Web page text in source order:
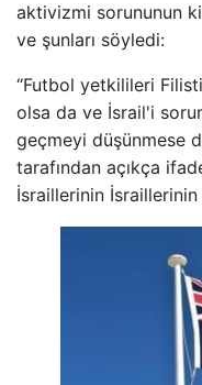
aktivizmi sorununun
ve şunları söyledi:
“Futbol yetkilileri
olsa da ve İsrail'i
geçmeyi düşünmese
tarafından açıkça
İsraillerinin